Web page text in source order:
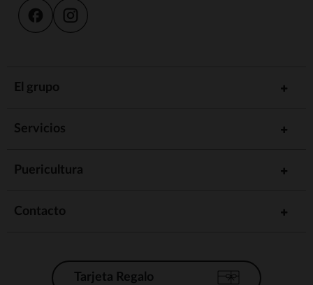
El grupo
Servicios
Puericultura
Contacto
Tarjeta Regalo